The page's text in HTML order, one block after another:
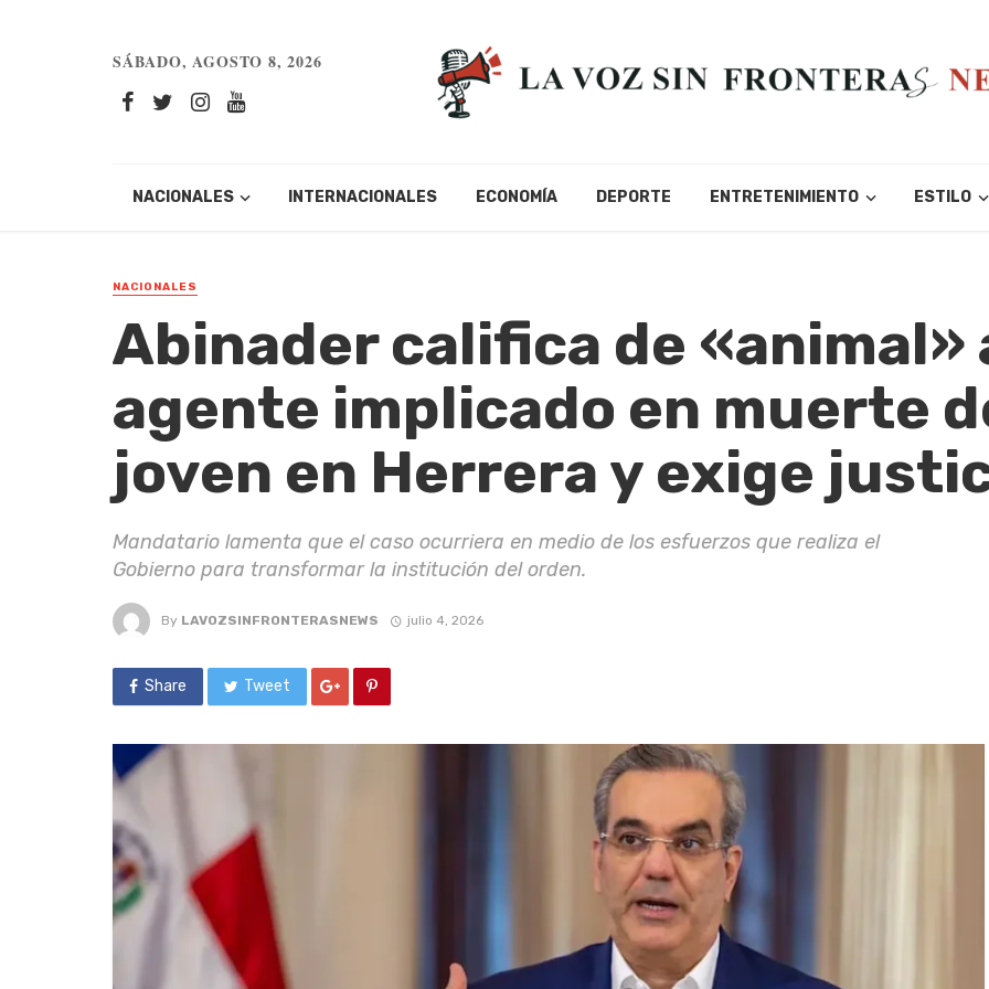
SÁBADO, AGOSTO 8, 2026
NACIONALES INTERNACIONALES ECONOMÍA DEPORTE ENTRETENIMIENTO ESTILO
NACIONALES
Abinader califica de «animal»
agente implicado en muerte
joven en Herrera y exige
Mandatario lamenta que el caso ocurriera en medio de los esfuerzos que realiza el
Gobierno para transformar la institución del orden.
By LAVOZSINFRONTERASNEWS julio 4, 2026
Share Tweet